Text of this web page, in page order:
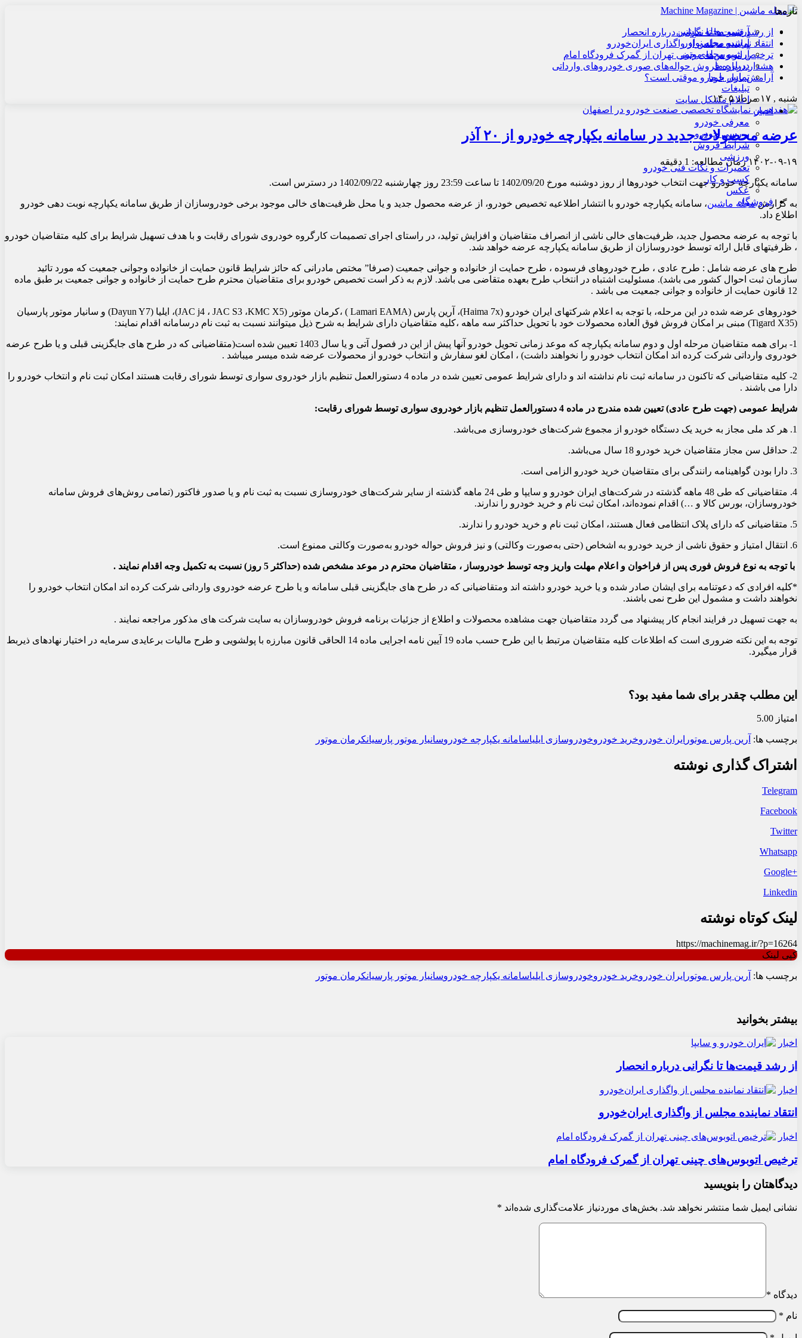
آرشیو مجله ماشین
آرشیو مجله نوآور
آرشیو مجله موتور
درباره ما
تماس با ما
تبلیغات
اعلام مشکل سایت
اخبار
معرفی خودرو
بررسی خودرو
شرایط فروش
ورزشی
تعمیرات و نکات فنی خودرو
کسب و کار
عکس
فروشگاه
تازه‌ها
از رشد قیمت‌ها تا نگرانی درباره انحصار
انتقاد نماینده مجلس از واگذاری ایران‌خودرو
ترخیص اتوبوس‌های چینی تهران از گمرک فرودگاه امام
هشدار درباره فروش حواله‌های صوری خودروهای وارداتی
آرامش بازار خودرو موقتی است؟
شنبه , ۱۷ مرداد ۱۴۰۵
عرضه محصولات جدید در سامانه یکپارچه خودرو از ۲۰ آذر
۱۴۰۲-۰۹-۱۹زمان مطالعه: 1 دقیقه
سامانه یکپارچه خودرو جهت انتخاب خودروها از روز دوشنبه مورخ 1402/09/20 تا ساعت 23:59 روز چهارشنبه 1402/09/22 در دسترس است.
به گزارشمجله ماشین، سامانه یکپارچه خودرو با انتشار اطلاعیه تخصیص خودرو، از عرضه محصول جدید و یا محل ظرفیت‌های خالی موجود برخی خودروسازان از طریق سامانه یکپارچه نوبت دهی خودرو
اطلاع داد.
با توجه به عرضه محصول جدید، ظرفیت‌های خالی ناشی از انصراف متقاضیان و افزایش تولید، در راستای اجرای تصمیمات کارگروه خودروی شورای رقابت و با هدف تسهیل شرایط برای کلیه متقاضیان خودرو
، ظرفیتهای قابل ارائه توسط خودروسازان از طریق سامانه یکپارچه عرضه خواهد شد.
طرح های عرضه شامل : طرح عادی ، طرح خودروهای فرسوده ، طرح حمایت از خانواده و جوانی جمعیت (صرفا” مختص مادرانی که حائز شرایط قانون حمایت از خانواده وجوانی جمعیت که مورد تائید
سازمان ثبت احوال کشور می باشد). مسئولیت اشتباه در انتخاب طرح بعهده متقاضی می باشد. لازم به ذکر است تخصیص خودرو برای متقاضیان محترم طرح حمایت از خانواده و جوانی جمعیت بر طبق ماده
12 قانون حمایت از خانواده و جوانی جمعیت می باشد .
خودروهای عرضه شده در این مرحله، با توجه به اعلام شرکتهای ایران خودرو (Haima 7x)، آرین پارس (Lamari EAMA ) ،کرمان موتور (JAC j4 ، JAC S3 ،KMC X5)، ایلیا (Dayun Y7) و سانیار موتور پارسیان
(Tigard X35) مبنی بر امکان فروش فوق العاده محصولات خود با تحویل حداکثر سه ماهه ،کلیه متقاضیان دارای شرایط به شرح ذیل میتوانند نسبت به ثبت نام درسامانه اقدام نمایند:
1- برای همه متقاضیان مرحله اول و دوم سامانه یکپارچه که موعد زمانی تحویل خودرو آنها پیش از این در فصول آتی و یا سال 1403 تعیین شده است(متقاضیانی که در طرح های جایگزینی قبلی و یا طرح عرضه
خودروی وارداتی شرکت کرده اند امکان انتخاب خودرو را نخواهند داشت) ، امکان لغو سفارش و انتخاب خودرو از محصولات عرضه شده میسر میباشد .
2- کلیه متقاضیانی که تاکنون در سامانه ثبت نام نداشته اند و دارای شرایط عمومی تعیین شده در ماده 4 دستورالعمل تنظیم بازار خودروی سواری توسط شورای رقابت هستند امکان ثبت نام و انتخاب خودرو را
دارا می باشند .
شرایط عمومی (جهت طرح عادی) تعیین شده مندرج در ماده 4 دستورالعمل تنظیم بازار خودروی سواری توسط شورای رقابت:
1. هر کد ملی مجاز به خرید یک دستگاه خودرو از مجموع شرکت‌های خودروسازی می‌باشد.
2. حداقل سن مجاز متقاضیان خرید خودرو 18 سال می‌باشد.
3. دارا بودن گواهینامه رانندگی برای متقاضیان خرید خودرو الزامی است.
4. متقاضیانی که طی 48 ماهه گذشته در شرکت‌های ایران خودرو و سایپا و طی 24 ماهه گذشته از سایر شرکت‌های خودروسازی نسبت به ثبت نام و یا صدور فاکتور (تمامی روش‌های فروش سامانه
خودروسازان، بورس کالا و …) اقدام نموده‌اند، امکان ثبت نام و خرید خودرو را ندارند.
5. متقاضیانی که دارای پلاک انتظامی فعال هستند، امکان ثبت نام و خرید خودرو را ندارند.
6. انتقال امتیاز و حقوق ناشی از خرید خودرو به اشخاص (حتی به‌صورت وکالتی) و نیز فروش حواله خودرو به‌صورت وکالتی ممنوع است.
با توجه به نوع فروش فوری پس از فراخوان و اعلام مهلت واریز وجه توسط خودروساز ، متقاضیان محترم در موعد مشخص شده (حداکثر 5 روز) نسبت به تکمیل وجه اقدام نمایند .
*کلیه افرادی که دعوتنامه برای ایشان صادر شده و یا خرید خودرو داشته اند ومتقاضیانی که در طرح های جایگزینی قبلی سامانه و یا طرح عرضه خودروی وارداتی شرکت کرده اند امکان انتخاب خودرو را
نخواهند داشت و مشمول این طرح نمی باشند.
به جهت تسهیل در فرایند انجام کار پیشنهاد می گردد متقاضیان جهت مشاهده محصولات و اطلاع از جزئیات برنامه فروش خودروسازان به سایت شرکت های مذکور مراجعه نمایند .
توجه به این نکته ضروری است که اطلاعات کلیه متقاضیان مرتبط با این طرح حسب ماده 19 آیین نامه اجرایی ماده 14 الحاقی قانون مبارزه با پولشویی و طرح مالیات برعایدی سرمایه در اختیار نهادهای ذیربط
قرار میگیرد.
این مطلب چقدر برای شما مفید بود؟
امتیاز 5.00
برچسب ها: آرین پارس موتور ایران خودروخرید خودروخودروسازی ایلیاسامانه یکپارچه خودروسانیار موتور پارسیانکرمان موتور
اشتراک گذاری نوشته
Telegram
Facebook
Twitter
Whatsapp
+Google
Linkedin
لینک کوتاه نوشته
https://machinemag.ir/?p=16264
کپی لینک
برچسب ها: آرین پارس موتور ایران خودروخرید خودروخودروسازی ایلیاسامانه یکپارچه خودروسانیار موتور پارسیانکرمان موتور
بیشتر بخوانید
اخبار
از رشد قیمت‌ها تا نگرانی درباره انحصار
اخبار
انتقاد نماینده مجلس از واگذاری ایران‌خودرو
اخبار
ترخیص اتوبوس‌های چینی تهران از گمرک فرودگاه امام
دیدگاهتان را بنویسید
نشانی ایمیل شما منتشر نخواهد شد. بخش‌های موردنیاز علامت‌گذاری شده‌اند *
دیدگاه *
نام *